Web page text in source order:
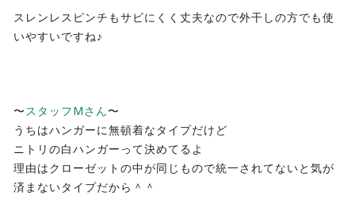
スレンレスピンチもサビにくく丈夫なので外干しの方でも使
いやすいですね♪
〜スタッフMさん〜
うちはハンガーに無頓着なタイプだけど
ニトリの白ハンガーって決めてるよ
理由はクローゼットの中が同じもので統一されてないと気が
済まないタイプだから＾＾